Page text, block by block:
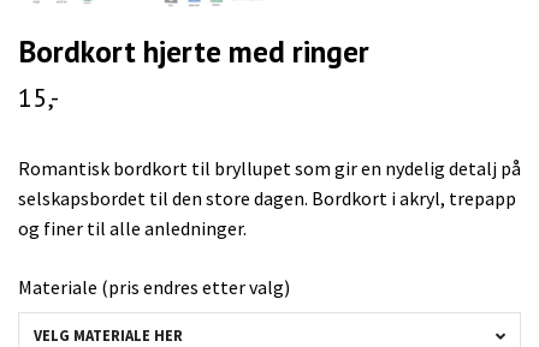
Bordkort hjerte med ringer
15,-
Romantisk bordkort til bryllupet som gir en nydelig detalj på
selskapsbordet til den store dagen. Bordkort i akryl, trepapp
og finer til alle anledninger.
Materiale (pris endres etter valg)
VELG MATERIALE HER